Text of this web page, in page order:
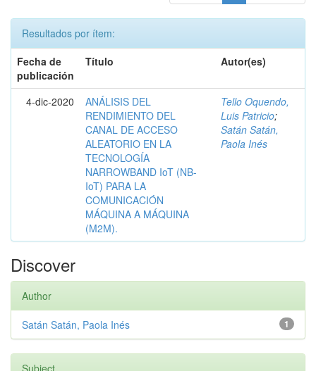
Resultados por ítem:
Fecha de
publicación
Título Autor(es)
4-dic-2020
ANÁLISIS DEL
RENDIMIENTO DEL
CANAL DE ACCESO
ALEATORIO EN LA
TECNOLOGÍA
NARROWBAND IoT (NB-
IoT) PARA LA
COMUNICACIÓN
MÁQUINA A MÁQUINA
(M2M).
Tello Oquendo,
Luis Patricio;
Satán Satán,
Paola Inés
Discover
Author
1
Satán Satán, Paola Inés
Subject